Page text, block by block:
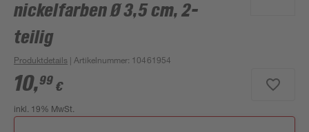
nickelfarben Ø 3,5 cm, 2-
teilig
Produktdetails | Artikelnummer: 10461954
10,99 €
inkl. 19% MwSt.